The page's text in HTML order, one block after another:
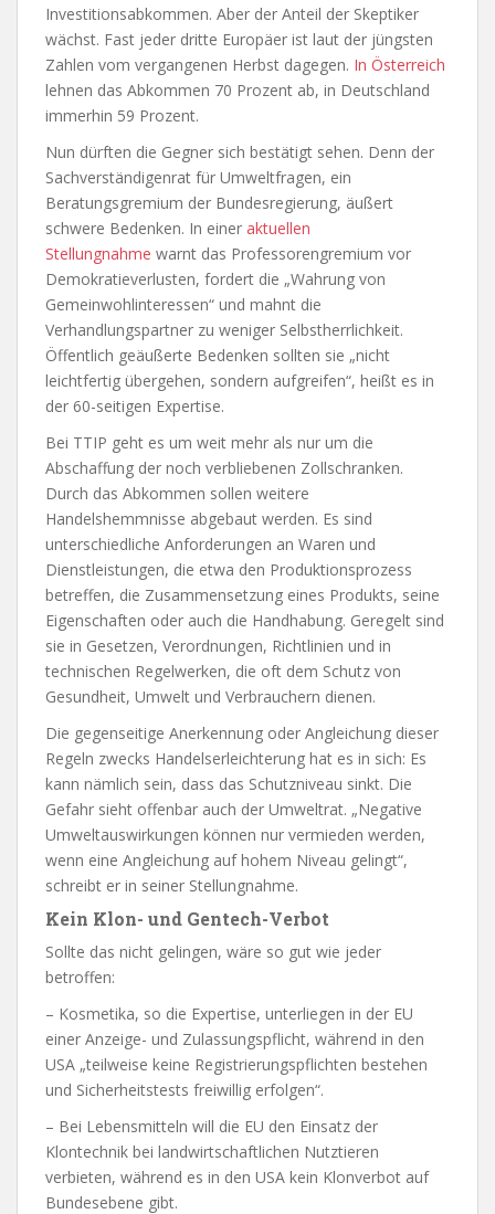
Investitionsabkommen. Aber der Anteil der Skeptiker
wächst. Fast jeder dritte Europäer ist laut der jüngsten
Zahlen vom vergangenen Herbst dagegen. In Österreich
lehnen das Abkommen 70 Prozent ab, in Deutschland
immerhin 59 Prozent.
Nun dürften die Gegner sich bestätigt sehen. Denn der
Sachverständigenrat für Umweltfragen, ein
Beratungsgremium der Bundesregierung, äußert
schwere Bedenken. In einer aktuellen
Stellungnahme warnt das Professorengremium vor
Demokratieverlusten, fordert die „Wahrung von
Gemeinwohlinteressen“ und mahnt die
Verhandlungspartner zu weniger Selbstherrlichkeit.
Öffentlich geäußerte Bedenken sollten sie „nicht
leichtfertig übergehen, sondern aufgreifen“, heißt es in
der 60-seitigen Expertise.
Bei TTIP geht es um weit mehr als nur um die
Abschaffung der noch verbliebenen Zollschranken.
Durch das Abkommen sollen weitere
Handelshemmnisse abgebaut werden. Es sind
unterschiedliche Anforderungen an Waren und
Dienstleistungen, die etwa den Produktionsprozess
betreffen, die Zusammensetzung eines Produkts, seine
Eigenschaften oder auch die Handhabung. Geregelt sind
sie in Gesetzen, Verordnungen, Richtlinien und in
technischen Regelwerken, die oft dem Schutz von
Gesundheit, Umwelt und Verbrauchern dienen.
Die gegenseitige Anerkennung oder Angleichung dieser
Regeln zwecks Handelserleichterung hat es in sich: Es
kann nämlich sein, dass das Schutzniveau sinkt. Die
Gefahr sieht offenbar auch der Umweltrat. „Negative
Umweltauswirkungen können nur vermieden werden,
wenn eine Angleichung auf hohem Niveau gelingt“,
schreibt er in seiner Stellungnahme.
Kein Klon- und Gentech-Verbot
Sollte das nicht gelingen, wäre so gut wie jeder
betroffen:
– Kosmetika, so die Expertise, unterliegen in der EU
einer Anzeige- und Zulassungspflicht, während in den
USA „teilweise keine Registrierungspflichten bestehen
und Sicherheitstests freiwillig erfolgen“.
– Bei Lebensmitteln will die EU den Einsatz der
Klontechnik bei landwirtschaftlichen Nutztieren
verbieten, während es in den USA kein Klonverbot auf
Bundesebene gibt.